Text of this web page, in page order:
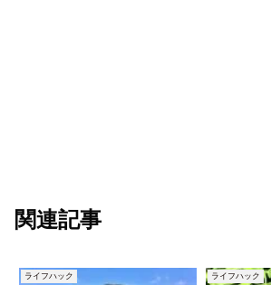
関連記事
ライフハック ライフハック